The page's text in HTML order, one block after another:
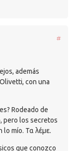
#
además
con una
Rodeado de
pero los secretos
lo mío. Τα λέμε.
que conozco